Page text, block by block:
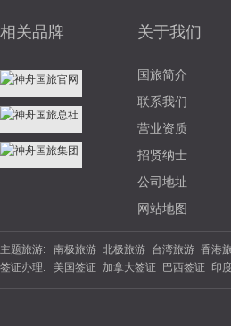
相关品牌 关于我们
国旅简介
联系我们
营业资质
招贤纳士
公司地址
网站地图
主题旅游: 南极旅游 北极旅游 台湾旅游 香港
游 北欧旅游 东欧旅游 俄罗斯旅游
夏威夷旅游 云南旅游 海南旅游 苏
签证办理: 美国签证 加拿大签证 巴西签证 印
签证 坦桑尼亚 南非签证 埃塞俄比